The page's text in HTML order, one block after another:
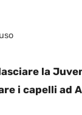
la
i capelli ad